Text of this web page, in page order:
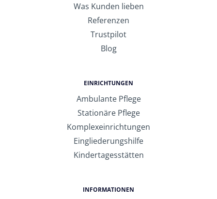
Was Kunden lieben
Referenzen
Trustpilot
Blog
EINRICHTUNGEN
Ambulante Pflege
Stationäre Pflege
Komplexeinrichtungen
Eingliederungshilfe
Kindertagesstätten
INFORMATIONEN